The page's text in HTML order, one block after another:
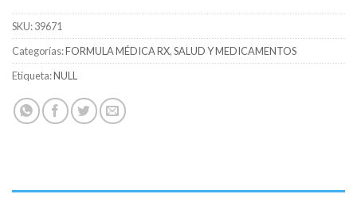
SKU:39671
Categorías:FORMULA MÉDICA RX,SALUD Y MEDICAMENTOS
Etiqueta:NULL